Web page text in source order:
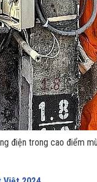
điện trong cao điểm